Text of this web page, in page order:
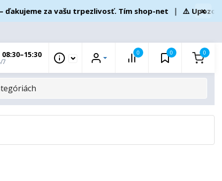
za vašu trpezlivosť. Tím shop-net❘⚠️ Upozornenie
×
7
0 0 0